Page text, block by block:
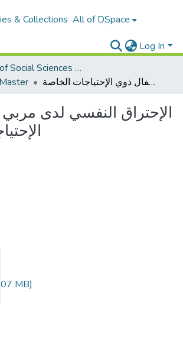
& Collections All of DSpace
Log In
Faculty of Social Sciences and Humanities
الإحتراق النفسي لدى مربي أطفال ذوي الإحتياجات الخاصة
الإحتراق النفسي لدى
MB)